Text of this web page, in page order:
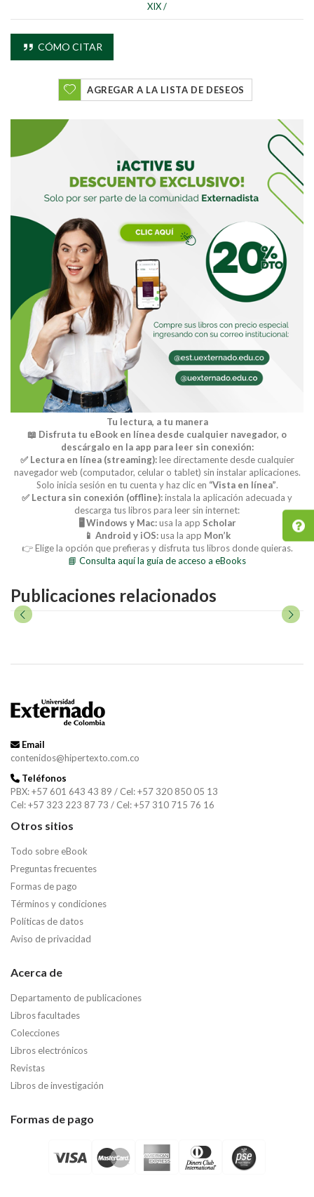
XIX/
CÓMO CITAR
AGREGAR A LA LISTA DE DESEOS
Tu lectura, a tu manera
📖 Disfruta tu eBook en línea desde cualquier navegador, o
descárgalo en la app para leer sin conexión:
✅ Lectura en línea (streaming):lee directamente desde cualquier
navegador web (computador, celular o tablet) sin instalar aplicaciones.
Solo inicia sesión en tu cuenta y haz clic en “Vista en línea”.
✅ Lectura sin conexión (offline):instala la aplicación adecuada y
descarga tus libros para leer sin internet:
🖥️ Windows y Mac:usa la app Scholar
📱 Android y iOS:usa la app Mon’k
👉 Elige la opción que prefieras y disfruta tus libros donde quieras.
📘 Consulta aquí la guía de acceso a eBooks
Publicaciones relacionados
Email
contenidos@hipertexto.com.co
Teléfonos
PBX: +57 601 643 43 89 / Cel: +57 320 850 05 13
Cel: +57 323 223 87 73 / Cel: +57 310 715 76 16
Otros sitios
Todo sobre eBook
Preguntas frecuentes
Formas de pago
Términos y condiciones
Políticas de datos
Aviso de privacidad
Acerca de
Departamento de publicaciones
Libros facultades
Colecciones
Libros electrónicos
Revistas
Libros de investigación
Formas de pago